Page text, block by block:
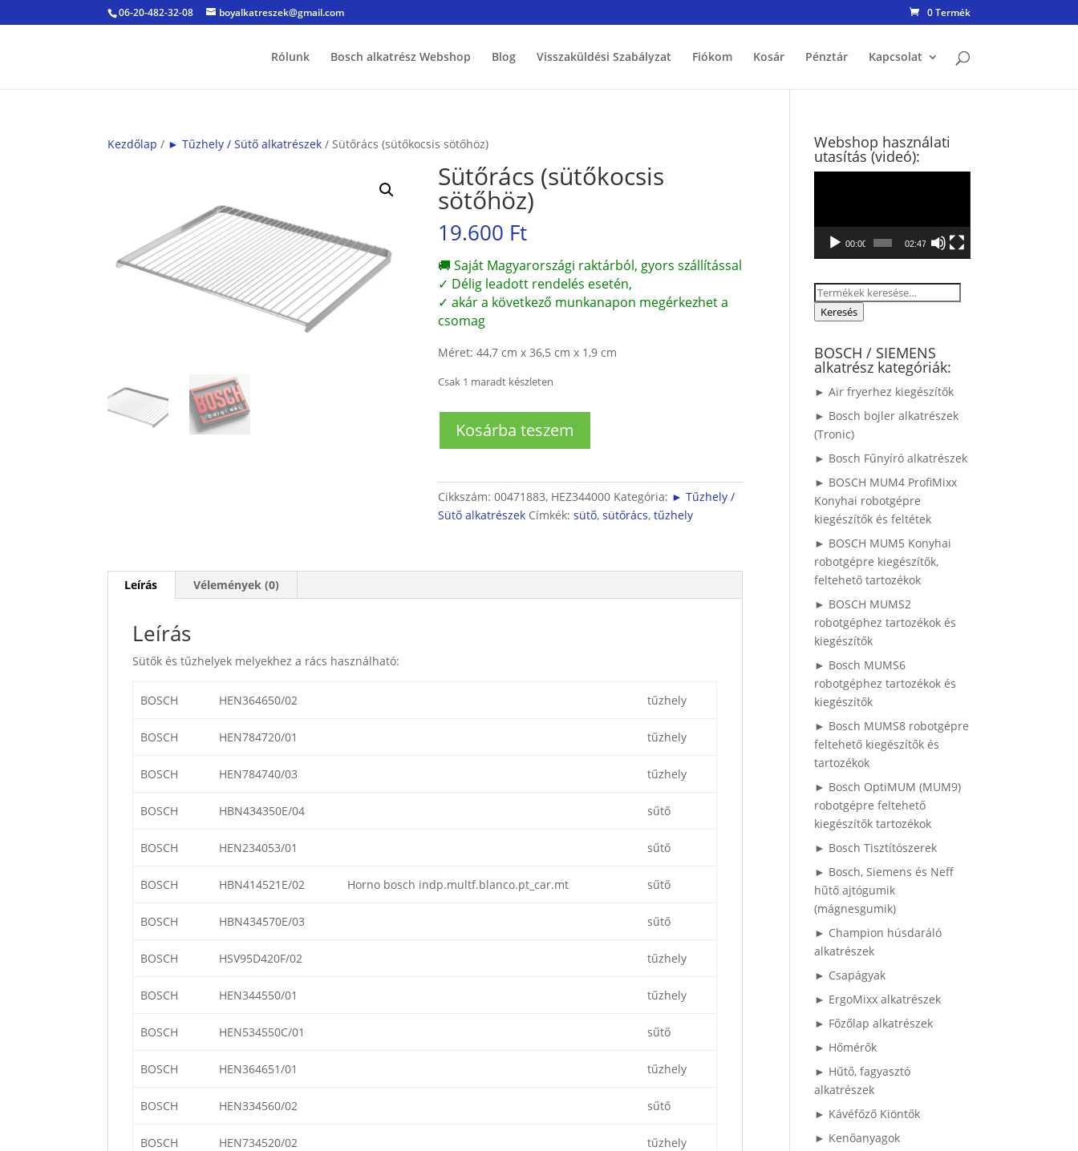
06-20-482-32-08 boyalkatreszek@gmail.com 0 Termék
Rólunk Bosch alkatrész Webshop Blog Visszaküldési Szabályzat Fiókom Kosár Pénztár Kapcsolat
Kezdőlap / ► Tűzhely / Sütő alkatrészek / Sütőrács (sütőkocsis sötőhöz)
Sütőrács (sütőkocsis
sötőhöz)
19.600 Ft
🚚 Saját Magyarországi raktárból, gyors szállítással
✓ Délig leadott rendelés esetén,
✓ akár a következő munkanapon megérkezhet a
csomag
Méret: 44,7 cm x 36,5 cm x 1,9 cm
Csak 1 maradt készleten
(sütőkocsis
Kosárba teszem
Cikkszám:00471883, HEZ344000 Kategória: ► Tűzhely /
Sütő alkatrészek Címkék:sütő,sütőrács,tűzhely
Leírás Vélemények (0)
Leírás
Sütők és tűzhelyek melyekhez a rács használható:
BOSCH HEN364650/02 tűzhely
BOSCH HEN784720/01 tűzhely
BOSCH HEN784740/03 tűzhely
BOSCH HBN434350E/04 sűtő
BOSCH HEN234053/01 sűtő
BOSCH HBN414521E/02 Horno bosch indp.multf.blanco.pt_car.mt sűtő
BOSCH HBN434570E/03 sűtő
BOSCH HSV95D420F/02 tűzhely
BOSCH HEN344550/01 tűzhely
BOSCH HEN534550C/01 sűtő
BOSCH HEN364651/01 tűzhely
BOSCH HEN334560/02 sűtő
BOSCH HEN734520/02 tűzhely
Webshop használati
utasítás (videó):
00:00 02:47
Keresés
Keresés
BOSCH / SIEMENS
alkatrész kategóriák:
► Air fryerhez kiegészítők
► Bosch bojler alkatrészek
(Tronic)
► Bosch Fűnyíró alkatrészek
► BOSCH MUM4 ProfiMixx
Konyhai robotgépre
kiegészítők és feltétek
► BOSCH MUM5 Konyhai
robotgépre kiegészítők,
feltehető tartozékok
► BOSCH MUMS2
robotgéphez tartozékok és
kiegészítők
► Bosch MUMS6
robotgéphez tartozékok és
kiegészítők
► Bosch MUMS8 robotgépre
feltehető kiegészítők és
tartozékok
► Bosch OptiMUM (MUM9)
robotgépre feltehető
kiegészítők tartozékok
► Bosch Tisztítószerek
► Bosch, Siemens és Neff
hűtő ajtógumik
(mágnesgumik)
► Champion húsdaráló
alkatrészek
► Csapágyak
► ErgoMixx alkatrészek
► Főzőlap alkatrészek
► Hőmérők
► Hűtő, fagyasztó
alkatrészek
► Kávéfőző Kiöntők
► Kenőanyagok